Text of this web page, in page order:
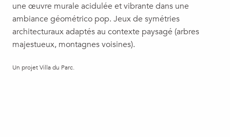
une œuvre murale acidulée et vibrante dans une
ambiance géométrico pop. Jeux de symétries
architecturaux adaptés au contexte paysagé (arbres
majestueux, montagnes voisines).
Un projet Villa du Parc.